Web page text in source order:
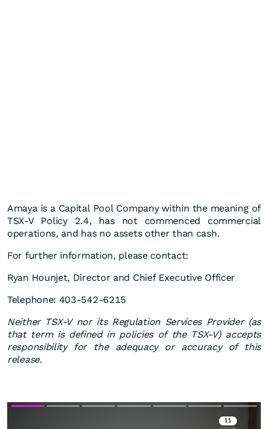
Amaya is a Capital Pool Company within the meaning of
TSX-V Policy 2.4, has not commenced commercial
operations, and has no assets other than cash.
For further information, please contact:
Ryan Hounjet, Director and Chief Executive Officer
Telephone: 403-542-6215
Neither TSX-V nor its Regulation Services Provider (as
that term is defined in policies of the TSX-V) accepts
responsibility for the adequacy or accuracy of this
release.